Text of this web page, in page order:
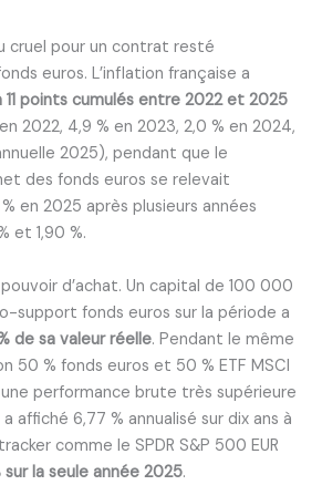
cruel pour un contrat resté
euros. L’inflation française a
11 points cumulés entre 2022 et 2025
en 2022, 4,9 % en 2023, 2,0 % en 2024,
2025), pendant que le
des fonds euros se relevait
en 2025 après plusieurs années
et 1,90 %.
d’achat. Un capital de 100 000
support fonds euros sur la période a
de sa valeur réelle. Pendant le même
50 % fonds euros et 50 % ETF MSCI
performance brute très supérieure
a affiché 6,77 % annualisé sur dix ans à
comme le SPDR S&P 500 EUR
sur la seule année 2025.